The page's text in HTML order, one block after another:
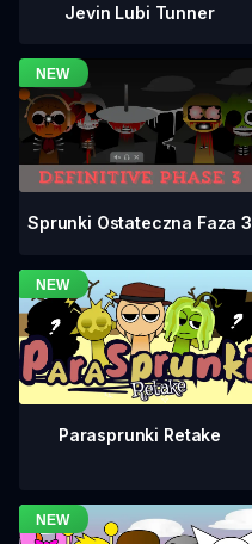
Jevin Lubi Tunner
Sprunki Ostateczna Faza 3
Parasprunki Retake